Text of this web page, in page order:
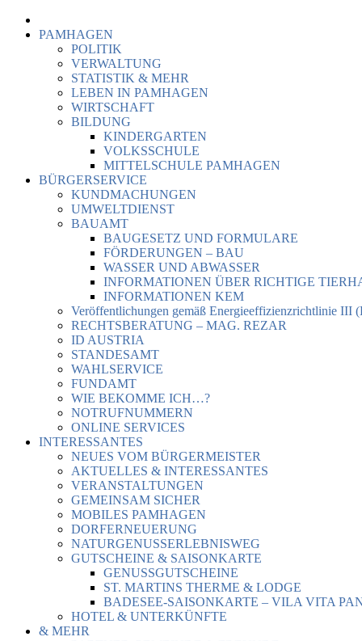
PAMHAGEN
POLITIK
VERWALTUNG
STATISTIK & MEHR
LEBEN IN PAMHAGEN
WIRTSCHAFT
BILDUNG
KINDERGARTEN
VOLKSSCHULE
MITTELSCHULE PAMHAGEN
BÜRGERSERVICE
KUNDMACHUNGEN
UMWELTDIENST
BAUAMT
BAUGESETZ UND FORMULARE
FÖRDERUNGEN – BAU
WASSER UND ABWASSER
INFORMATIONEN ÜBER RICHTIGE
INFORMATIONEN KEM
Veröffentlichungen gemäß Energieeffizienzrichtlinie III
RECHTSBERATUNG – MAG. REZAR
ID AUSTRIA
STANDESAMT
WAHLSERVICE
FUNDAMT
WIE BEKOMME ICH…?
NOTRUFNUMMERN
ONLINE SERVICES
INTERESSANTES
NEUES VOM BÜRGERMEISTER
AKTUELLES & INTERESSANTES
VERANSTALTUNGEN
GEMEINSAM SICHER
MOBILES PAMHAGEN
DORFERNEUERUNG
NATURGENUSSERLEBNISWEG
GUTSCHEINE & SAISONKARTE
GENUSSGUTSCHEINE
ST. MARTINS THERME & LODGE
BADESEE-SAISONKARTE – VILA VITA
HOTEL & UNTERKÜNFTE
& MEHR